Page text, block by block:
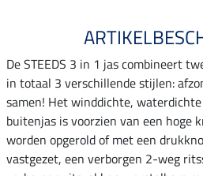
De STEEDS 3 in 1 jas combineert
in totaal 3 verschillende stijlen:
samen! Het winddichte,
buitenjas is voorzien van een hoge
worden opgerold of met een
vastgezet, een verborgen 2-weg